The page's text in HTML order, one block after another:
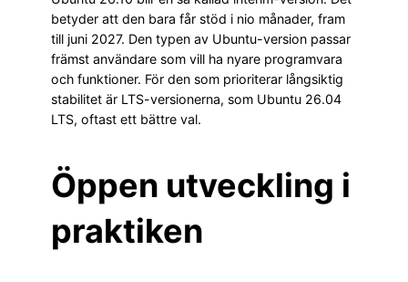
betyder att den bara får stöd i nio månader, fram
till juni 2027. Den typen av Ubuntu-version passar
främst användare som vill ha nyare programvara
och funktioner. För den som prioriterar långsiktig
stabilitet är LTS-versionerna, som Ubuntu 26.04
LTS, oftast ett bättre val.
Öppen utveckling i
praktiken